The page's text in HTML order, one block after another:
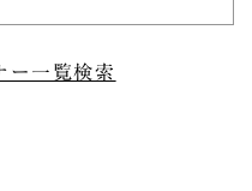
一覧検索